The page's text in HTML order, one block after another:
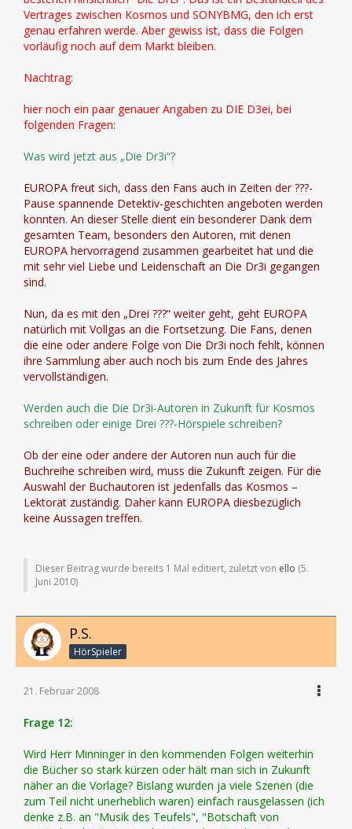
Vertrages zwischen Kosmos und SONYBMG, den ich erst
genau erfahren werde. Aber gewiss ist, dass die Folgen
vorläufig noch auf dem Markt bleiben.
Nachtrag:
hier noch ein paar genauer Angaben zu DIE D3ei, bei
folgenden Fragen:
Was wird jetzt aus „Die Dr3i“?
EUROPA freut sich, dass den Fans auch in Zeiten der ???-
Pause spannende Detektiv-geschichten angeboten werden
konnten. An dieser Stelle dient ein besonderer Dank dem
gesamten Team, besonders den Autoren, mit denen
EUROPA hervorragend zusammen gearbeitet hat und die
mit sehr viel Liebe und Leidenschaft an Die Dr3i gegangen
sind.
Nun, da es mit den „Drei ???“ weiter geht, geht EUROPA
natürlich mit Vollgas an die Fortsetzung. Die Fans, denen
die eine oder andere Folge von Die Dr3i noch fehlt, können
ihre Sammlung aber auch noch bis zum Ende des Jahres
vervollständigen.
Werden auch die Die Dr3i-Autoren in Zukunft für Kosmos
schreiben oder einige Drei ???-Hörspiele schreiben?
Ob der eine oder andere der Autoren nun auch für die
Buchreihe schreiben wird, muss die Zukunft zeigen. Für die
Auswahl der Buchautoren ist jedenfalls das Kosmos –
Lektorat zuständig. Daher kann EUROPA diesbezüglich
keine Aussagen treffen.
Dieser Beitrag wurde bereits 1 Mal editiert, zuletzt von ello (5.
Juni 2010)
P.S.
HörSpieler
21. Februar 2008
Frage 12:
Wird Herr Minninger in den kommenden Folgen weiterhin
die Bücher so stark kürzen oder hält man sich in Zukunft
näher an die Vorlage? Bislang wurden ja viele Szenen (die
zum Teil nicht unerheblich waren) einfach rausgelassen (ich
denke z.B. an "Musik des Teufels", "Botschaft von